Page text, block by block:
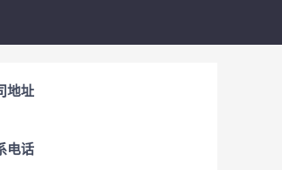
地址
电话